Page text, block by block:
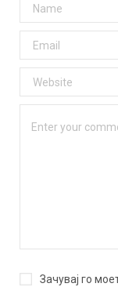
Зачувај го